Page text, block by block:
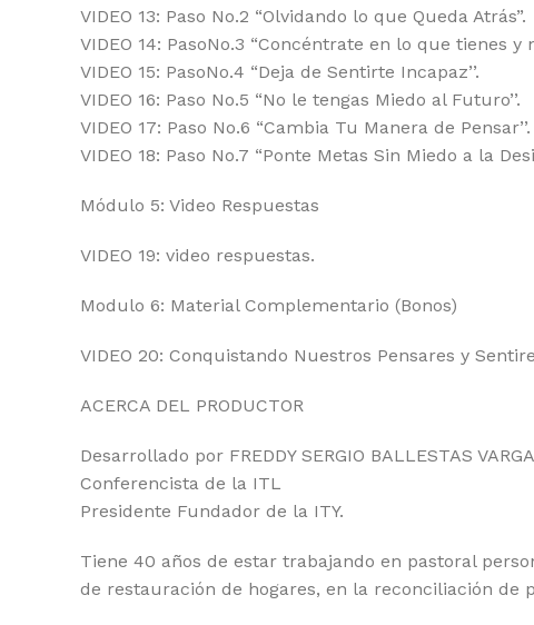
VIDEO 13: Paso No.2 “Olvidando lo que Queda Atrás”.
VIDEO 14: PasoNo.3 “Concéntrate en lo que tienes y
VIDEO 15: PasoNo.4 “Deja de Sentirte Incapaz’’.
VIDEO 16: Paso No.5 “No le tengas Miedo al Futuro’’.
VIDEO 17: Paso No.6 “Cambia Tu Manera de Pensar’’.
VIDEO 18: Paso No.7 “Ponte Metas Sin Miedo a la
Módulo 5: Video Respuestas
VIDEO 19: video respuestas.
Modulo 6: Material Complementario (Bonos)
VIDEO 20: Conquistando Nuestros Pensares y
ACERCA DEL PRODUCTOR
Desarrollado por FREDDY SERGIO BALLESTAS
Conferencista de la ITL
Presidente Fundador de la ITY.
Tiene 40 años de estar trabajando en pastoral
de restauración de hogares, en la reconciliación de